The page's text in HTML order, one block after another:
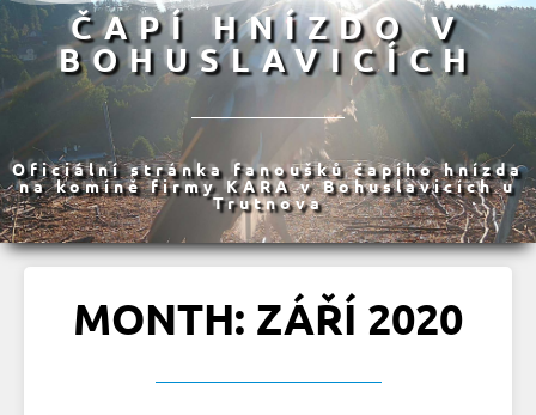
ČAPÍ HNÍZDO V
BOHUSLAVICÍCH
Oficiální stránka fanoušků čapího hnízda
na komíně firmy KARA v Bohuslavicích u
Trutnova
MONTH: ZÁŘÍ 2020